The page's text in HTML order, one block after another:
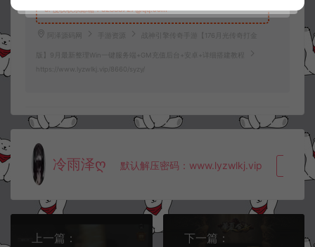
5.侵权联系邮箱：32838727@qq.com
阿泽源码网 战神引擎传奇手游【176月光传奇打金
版】9月最新整理Win一键服务端+GM充值后台+安卓+详细搭建教程
https://www.lyzwlkj.vip/8660/syzy/
冷雨泽ღ 默认解压密码：www.lyzwlkj.vip 复
上一篇：
下一篇：